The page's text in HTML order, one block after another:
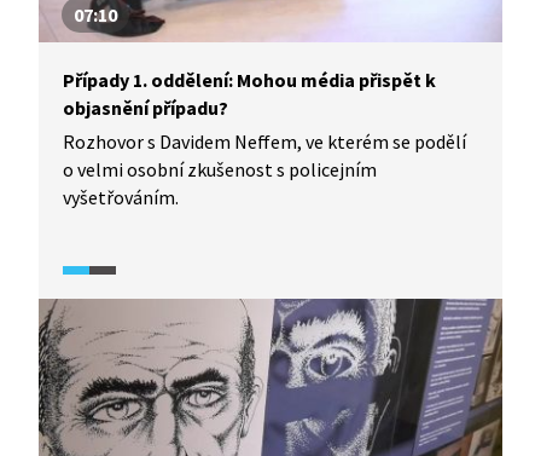
07:10
Případy 1. oddělení: Mohou média přispět k
objasnění případu?
Rozhovor s Davidem Neffem, ve kterém se podělí
o velmi osobní zkušenost s policejním
vyšetřováním.